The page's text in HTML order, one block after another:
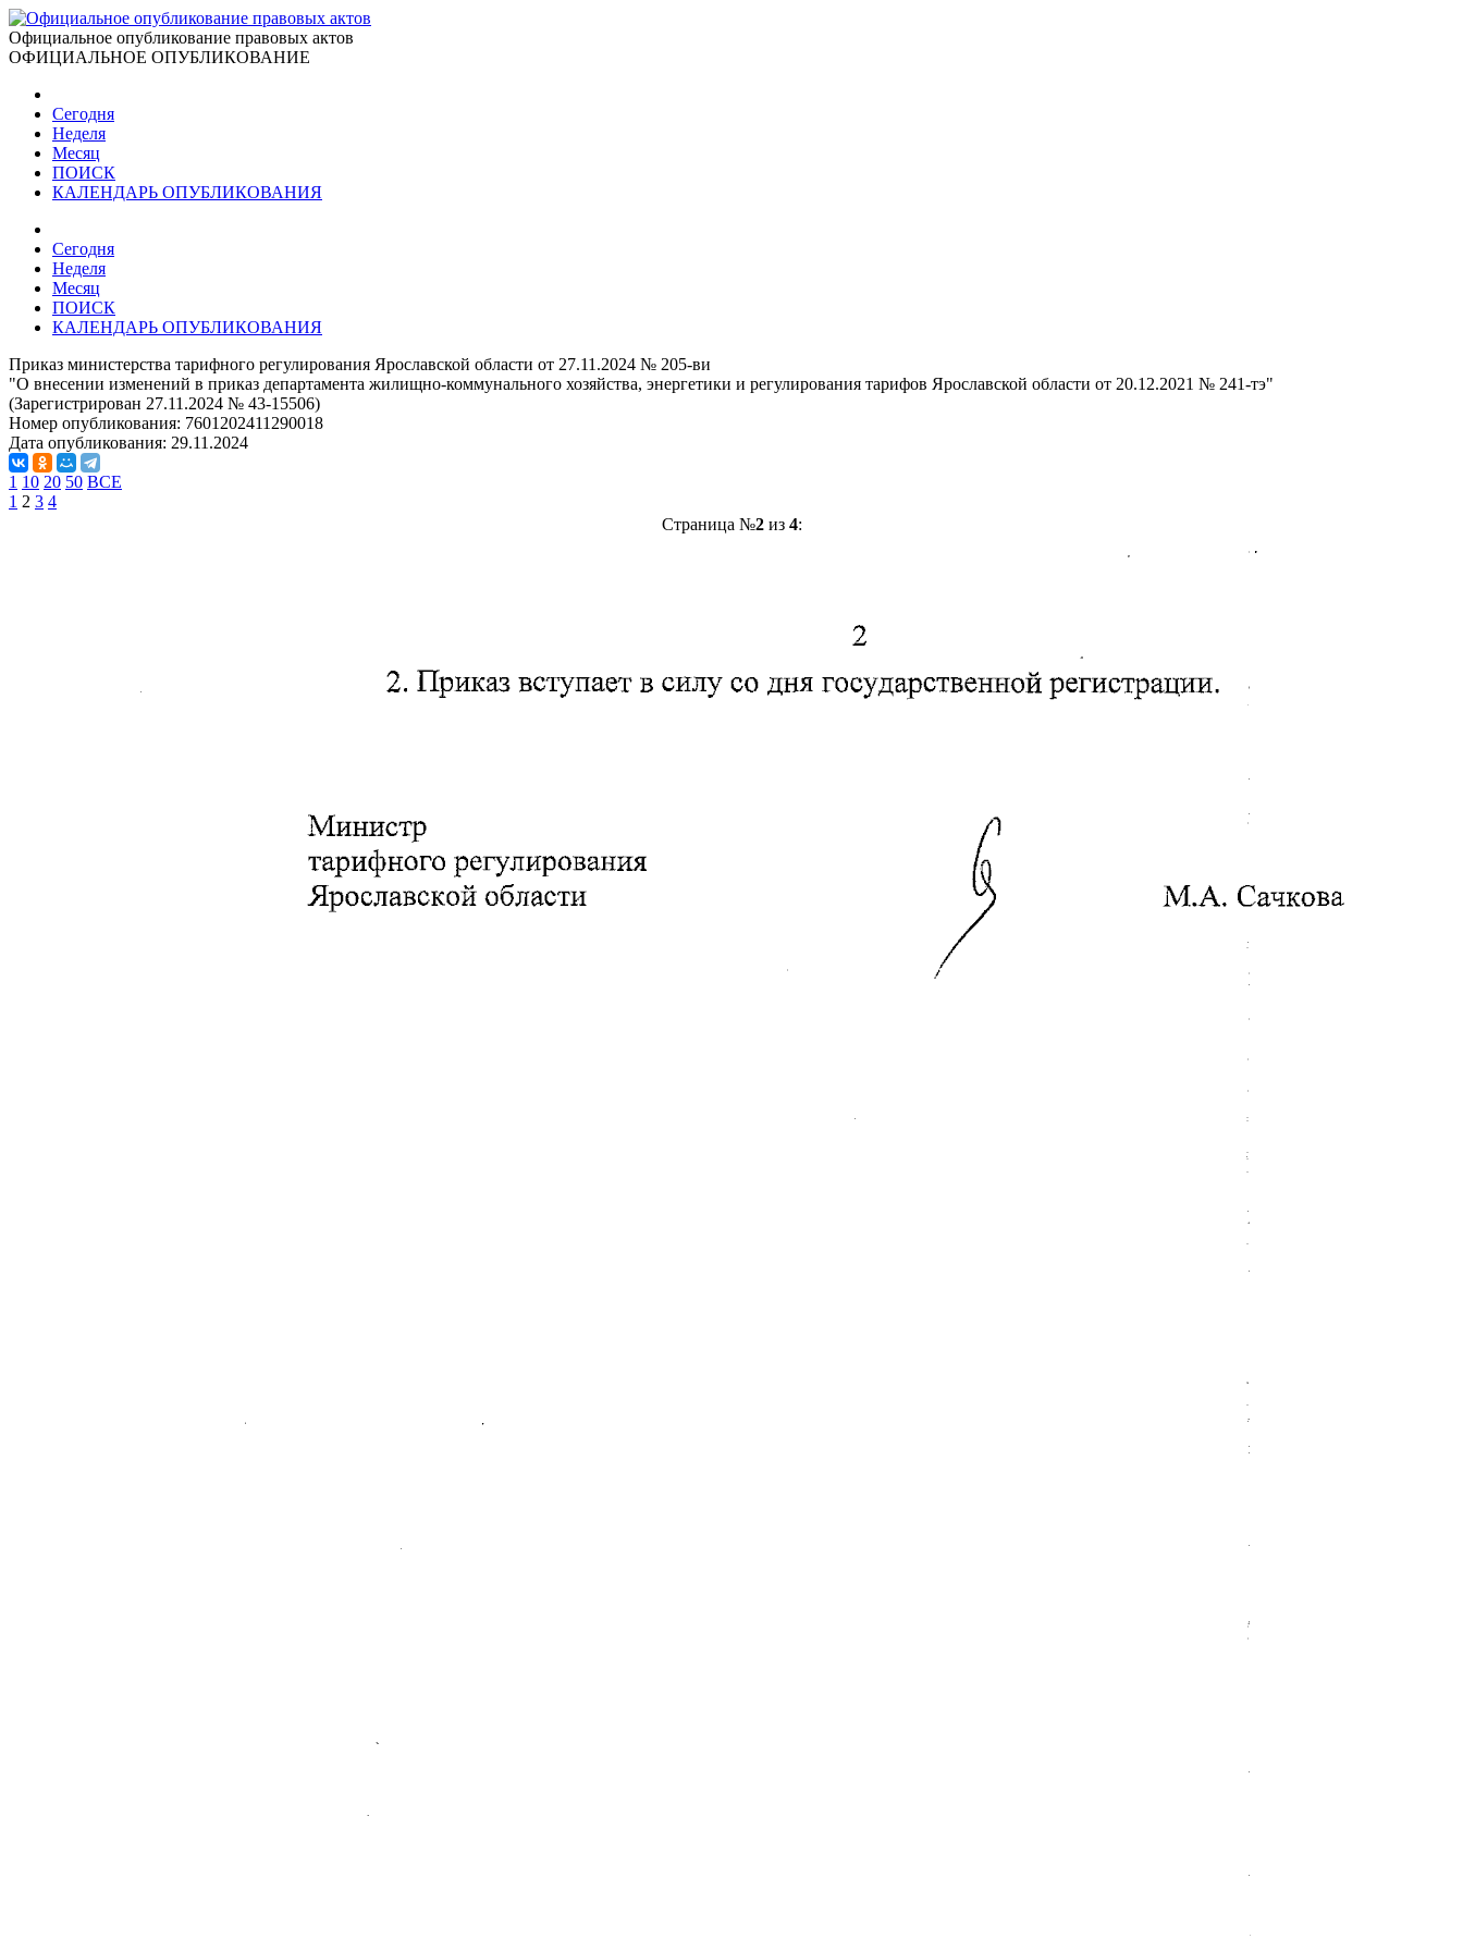
Официальное опубликование правовых актов
ОФИЦИАЛЬНОЕ ОПУБЛИКОВАНИЕ
Сегодня
Неделя
Месяц
ПОИСК
КАЛЕНДАРЬ ОПУБЛИКОВАНИЯ
Сегодня
Неделя
Месяц
ПОИСК
КАЛЕНДАРЬ ОПУБЛИКОВАНИЯ
Приказ министерства тарифного регулирования Ярославской области от 27.11.2024 № 205-ви
"О внесении изменений в приказ департамента жилищно-коммунального хозяйства, энергетики и регулирования тарифов Ярославской области от 20.12.2021 № 241-тэ"
(Зарегистрирован 27.11.2024 № 43-15506)
Номер опубликования: 7601202411290018
Дата опубликования: 29.11.2024
1 10 20 50 ВСЕ
1 2 3 4
Страница №2из 4: